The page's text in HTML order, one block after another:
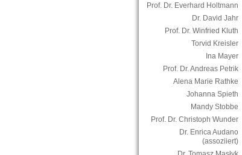
Prof. Dr. Everhard Holtmann
Dr. David Jahr
Prof. Dr. Winfried Kluth
Torvid Kreisler
Ina Mayer
Prof. Dr. Andreas Petrik
Alena Marie Rathke
Johanna Spieth
Mandy Stobbe
Prof. Dr. Christoph Wunder
Dr. Enrica Audano
(assoziiert)